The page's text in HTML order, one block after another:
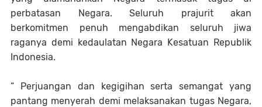
perbatasan Negara. Seluruh prajurit akan
berkomitmen penuh mengabdikan seluruh jiwa
raganya demi kedaulatan Negara Kesatuan Republik
Indonesia.
“ Perjuangan dan kegigihan serta semangat yang
pantang menyerah demi melaksanakan tugas Negara,